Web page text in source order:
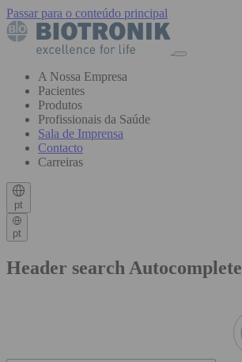
Passar para o conteúdo principal
A Nossa Empresa
Pacientes
Produtos
Profissionais da Saúde
Sala de Imprensa
Contacto
Carreiras
pt
pt
Header search Autocomplete